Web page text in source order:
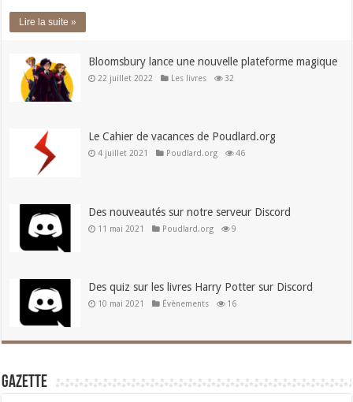
Lire la suite »
Bloomsbury lance une nouvelle plateforme magique
22 juillet 2022 Les livres 32
Le Cahier de vacances de Poudlard.org
4 juillet 2021 Poudlard.org 46
Des nouveautés sur notre serveur Discord
11 mai 2021 Poudlard.org 9
Des quiz sur les livres Harry Potter sur Discord
10 mai 2021 Évènements 16
Gazette